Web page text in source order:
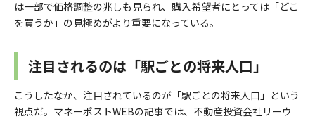
は一部で価格調整の兆しも見られ、購入希望者にとっては「どこ
を買うか」の見極めがより重要になっている。
注目されるのは「駅ごとの将来人口」
こうしたなか、注目されているのが「駅ごとの将来人口」という
視点だ。マネーポストWEBの記事では、不動産投資会社リーウ